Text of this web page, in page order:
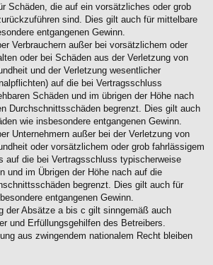
Schäden, die auf ein vorsätzliches oder grob
sind. Dies gilt auch für mittelbare
entgangenen Gewinn.
Verbrauchern außer bei vorsätzlichem oder
oder bei Schäden aus der Verletzung von
und der Verletzung wesentlicher
auf die bei Vertragsschluss
Schäden und im übrigen der Höhe nach
Durchschnittsschäden begrenzt. Dies gilt auch
wie insbesondere entgangenen Gewinn.
Unternehmern außer bei der Verletzung von
oder vorsätzlichem oder grob fahrlässigem
auf die bei Vertragsschluss typischerweise
und im Übrigen der Höhe nach auf die
begrenzt. Dies gilt auch für
entgangenen Gewinn.
der Absätze a bis c gilt sinngemäß auch
und Erfüllungsgehilfen des Betreibers.
aus zwingendem nationalem Recht bleiben